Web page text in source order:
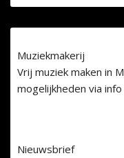
Muziekmakerij
Vrij muziek maken in
mogelijkheden via
Nieuwsbrief